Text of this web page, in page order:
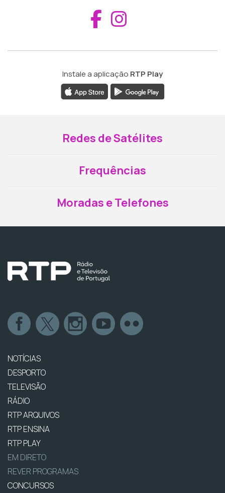
Aceder ao
Instale a aplicação RTP Play
Redes de Satélites
Frequências
Moradas e Telefones
NOTÍCIAS
DESPORTO
TELEVISÃO
RÁDIO
RTP ARQUIVOS
RTP ENSINA
RTP PLAY
EM DIRETO
REVER PROGRAMAS
CONCURSOS